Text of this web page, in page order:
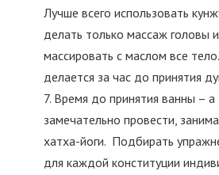
Лучше всего использовать
делать только массаж головы
массировать с маслом все
делается за час до принятия
Время до принятия ванны – а
замечательно провести,
хатха-йоги. Подбирать
для каждой конституции